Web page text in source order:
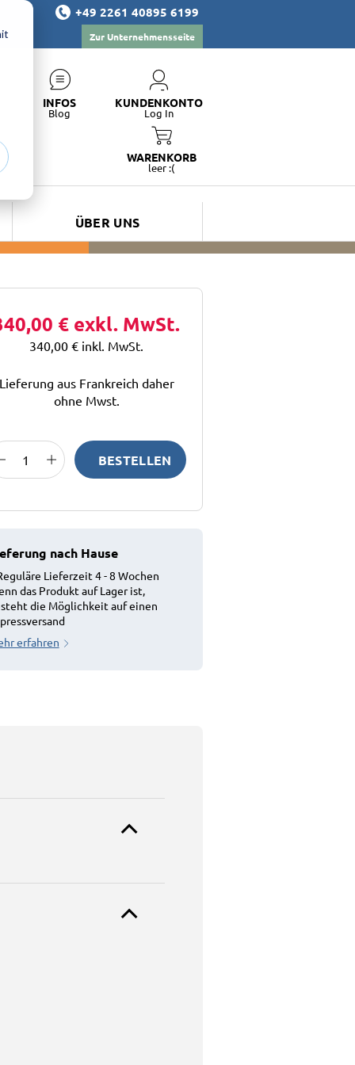
+49 2261 40895 6199
Zur Unternehmensseite
INFOS
Blog
KUNDENKONTO
Log In
WARENKORB
leer :(
ÜBER UNS
€ exkl. MwSt.
340,00 € inkl. MwSt.
aus Frankreich daher
ohne Mwst.
BESTELLEN
nach Hause
Lieferzeit 4 - 8 Wochen
das Produkt auf Lager ist,
die Möglichkeit auf einen
erfahren